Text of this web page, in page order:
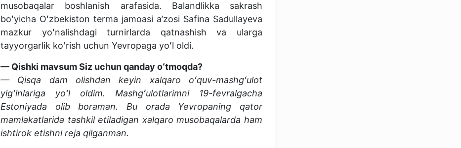
musobaqalar boshlanish arafasida. Balandlikka sakrash
boʻyicha Oʻzbekiston terma jamoasi a’zosi Safina Sadullayeva
mazkur yoʻnalishdagi turnirlarda qatnashish va ularga
tayyorgarlik koʻrish uchun Yevropaga yoʻl oldi.
— Qishki mavsum Siz uchun qanday oʻtmoqda?
— Qisqa dam olishdan keyin xalqaro oʻquv-mashgʻulot
yigʻinlariga yoʻl oldim. Mashgʻulotlarimni 19-fevralgacha
Estoniyada olib boraman. Bu orada Yevropaning qator
mamlakatlarida tashkil etiladigan xalqaro musobaqalarda ham
ishtirok etishni reja qilganman.